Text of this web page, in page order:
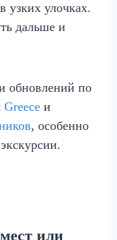
узких улочках.
дальше и
обновлений по
и
, особенно
или